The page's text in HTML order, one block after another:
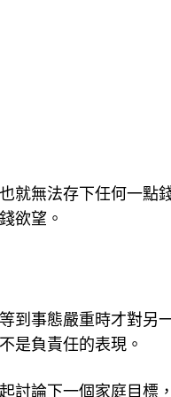
就無法存下任何一點
欲望。
到事態嚴重時才對另
是負責任的表現。
討論下一個家庭目標